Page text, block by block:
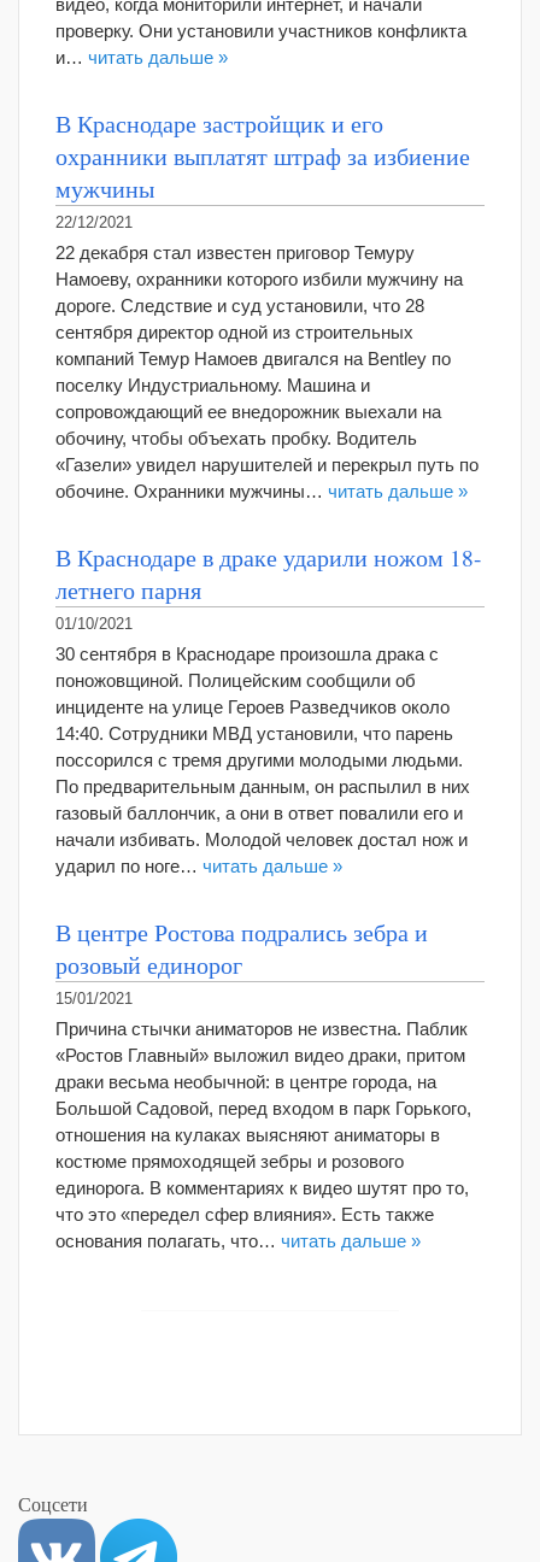
видео, когда мониторили интернет, и начали
проверку. Они установили участников конфликта
и… читать дальше »
В Краснодаре застройщик и его
охранники выплатят штраф за избиение
мужчины
22/12/2021
22 декабря стал известен приговор Темуру
Намоеву, охранники которого избили мужчину на
дороге. Следствие и суд установили, что 28
сентября директор одной из строительных
компаний Темур Намоев двигался на Bentley по
поселку Индустриальному. Машина и
сопровождающий ее внедорожник выехали на
обочину, чтобы объехать пробку. Водитель
«Газели» увидел нарушителей и перекрыл путь по
обочине. Охранники мужчины… читать дальше »
В Краснодаре в драке ударили ножом 18-
летнего парня
01/10/2021
30 сентября в Краснодаре произошла драка с
поножовщиной. Полицейским сообщили об
инциденте на улице Героев Разведчиков около
14:40. Сотрудники МВД установили, что парень
поссорился с тремя другими молодыми людьми.
По предварительным данным, он распылил в них
газовый баллончик, а они в ответ повалили его и
начали избивать. Молодой человек достал нож и
ударил по ноге… читать дальше »
В центре Ростова подрались зебра и
розовый единорог
15/01/2021
Причина стычки аниматоров не известна. Паблик
«Ростов Главный» выложил видео драки, притом
драки весьма необычной: в центре города, на
Большой Садовой, перед входом в парк Горького,
отношения на кулаках выясняют аниматоры в
костюме прямоходящей зебры и розового
единорога. В комментариях к видео шутят про то,
что это «передел сфер влияния». Есть также
основания полагать, что… читать дальше »
Соцсети